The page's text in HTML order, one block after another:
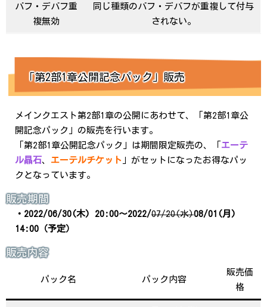
バフ・デバフ重
複無効
同じ種類のバフ・デバフが重複して付与
されない。
「第2部1章公開記念パック」販売
メインクエスト第2部1章の公開にあわせて、「第2部1章公
開記念パック」の販売を行います。
「第2部1章公開記念パック」は期間限定販売の、「 エーテ
ル晶石、 エーテルチケット
」がセットになったお得なパッ
クとなっています。
販売期間
・2022/06/30(木) 20:00～2022/07/20(水)08/01(月)
14:00（予定）
販売内容
パック名 パック内容
販売価
格